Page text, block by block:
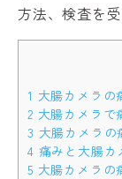
方法、検査を
1 大腸カメラの
2 大腸カメラで
3 大腸カメラ
4 痛みと大腸カ
5 大腸カメラの